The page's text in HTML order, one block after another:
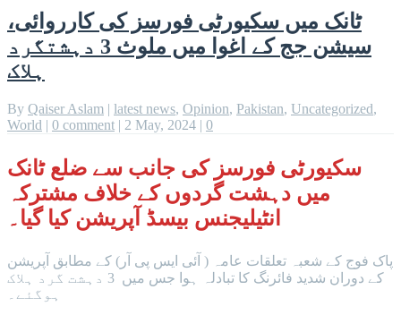
ٹانک میں سکیورٹی فورسز کی کارروائی،
سیشن جج کے اغوا میں ملوث 3 دہشتگرد
ہلاک
By Qaiser Aslam | latest news, Opinion, Pakistan, Uncategorized,
World | 0 comment | 2 May, 2024 | 0
سکیورٹی فورسز کی جانب سے ضلع ٹانک
میں دہشت گردوں کے خلاف مشترکہ
انٹیلیجنس بیسڈ آپریشن کیا گیا۔
پاک فوج کے شعبہ تعلقات عامہ ( آئی ایس پی آر) کے مطابق آپریشن
کے دوران شدید فائرنگ کا تبادلہ ہوا جس میں 3 دہشت گرد ہلاک
ہوگئے۔